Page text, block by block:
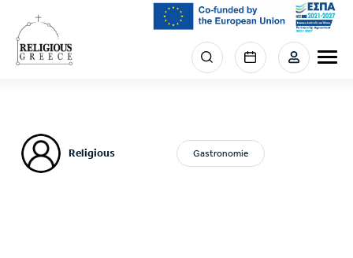
main
content
Menu
section
Religious Gastronomie